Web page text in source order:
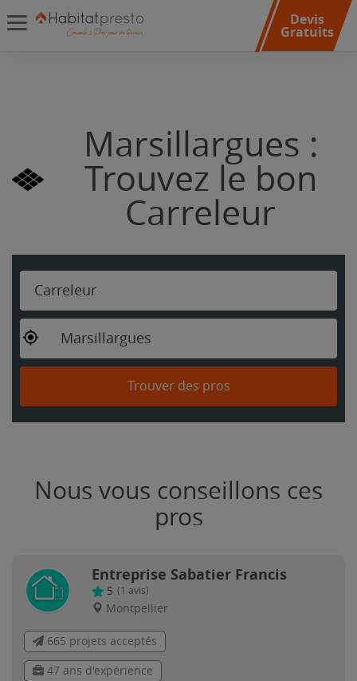
Devis
Gratuits
Marsillargues :
Trouvez le bon
Carreleur
Carreleur
Marsillargues
Trouver des pros
Nous vous conseillons ces
pros
Entreprise Sabatier Francis
5 (1 avis)
Montpellier
665 projets acceptés
47 ans d'expérience